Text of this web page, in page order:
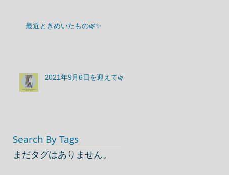
最近ときめいたもの🌿✨
2021年9月6日を迎えて🌿
Search By Tags
まだタグはありません。